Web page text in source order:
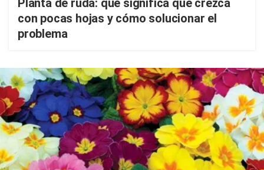
Planta de ruda: qué significa que crezca
con pocas hojas y cómo solucionar el
problema